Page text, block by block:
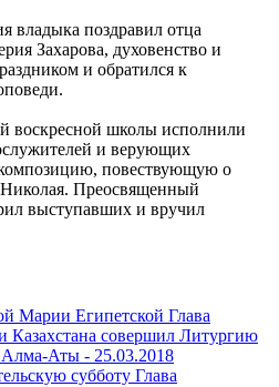
владыка поздравил отца
Захарова, духовенство и
и обратился к
воскресной школы исполнили
и верующих
повествующую о
Николая. Преосвященный
выступавших и вручил
Марии Египетской Глава
Казахстана совершил Литургию
Алма-Аты - 25.03.2018
субботу Глава